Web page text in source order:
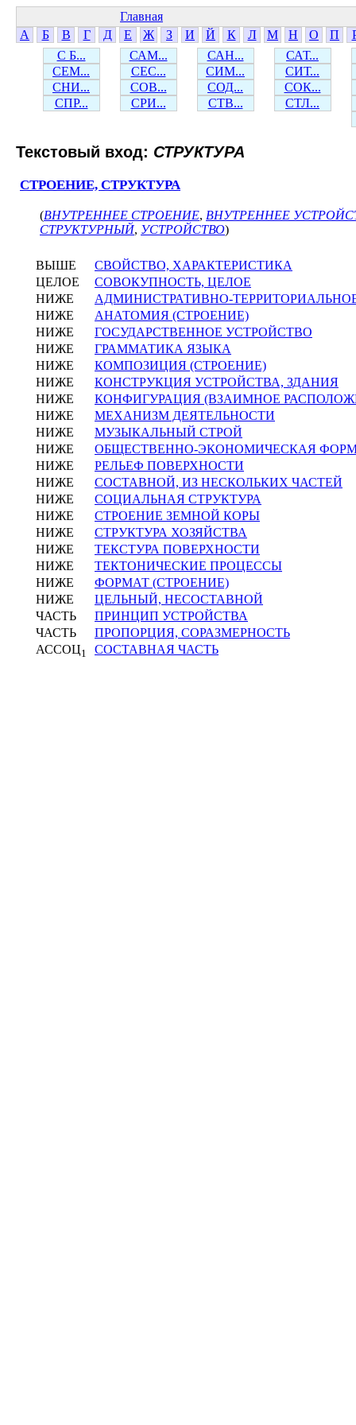
Главная
А
Б В Г Д Е Ж З И Й К Л М Н О П
С Б...
САМ... САН...
САТ...
СЕМ...
СЕС... СИМ...
СИТ...
СНИ...
СОВ... СОД...
СОК...
СПР...
СРИ... СТВ... СТЛ...
Текстовый вход: СТРУКТУРА
СТРОЕНИЕ, СТРУКТУРА
(ВНУТРЕННЕЕ СТРОЕНИЕ, ВНУТРЕННЕЕ
СТРУКТУРНЫЙ, УСТРОЙСТВО)
ВЫШЕ
СВОЙСТВО, ХАРАКТЕРИСТИКА
ЦЕЛОЕ
СОВОКУПНОСТЬ, ЦЕЛОЕ
НИЖЕ
АДМИНИСТРАТИВНО-
НИЖЕ
АНАТОМИЯ (СТРОЕНИЕ)
НИЖЕ
ГОСУДАРСТВЕННОЕ УСТРОЙСТВО
НИЖЕ
ГРАММАТИКА ЯЗЫКА
НИЖЕ
КОМПОЗИЦИЯ (СТРОЕНИЕ)
НИЖЕ
КОНСТРУКЦИЯ УСТРОЙСТВА, ЗДАНИЯ
НИЖЕ
КОНФИГУРАЦИЯ (ВЗАИМНОЕ
НИЖЕ
МЕХАНИЗМ ДЕЯТЕЛЬНОСТИ
НИЖЕ
МУЗЫКАЛЬНЫЙ СТРОЙ
НИЖЕ
ОБЩЕСТВЕННО-ЭКОНОМИЧЕСКАЯ
НИЖЕ
РЕЛЬЕФ ПОВЕРХНОСТИ
НИЖЕ
СОСТАВНОЙ, ИЗ НЕСКОЛЬКИХ ЧАСТЕЙ
НИЖЕ
СОЦИАЛЬНАЯ СТРУКТУРА
НИЖЕ
СТРОЕНИЕ ЗЕМНОЙ КОРЫ
НИЖЕ
СТРУКТУРА ХОЗЯЙСТВА
НИЖЕ
ТЕКСТУРА ПОВЕРХНОСТИ
НИЖЕ
ТЕКТОНИЧЕСКИЕ ПРОЦЕССЫ
НИЖЕ
ФОРМАТ (СТРОЕНИЕ)
НИЖЕ
ЦЕЛЬНЫЙ, НЕСОСТАВНОЙ
ЧАСТЬ
ПРИНЦИП УСТРОЙСТВА
ЧАСТЬ
ПРОПОРЦИЯ, СОРАЗМЕРНОСТЬ
АССОЦ1 СОСТАВНАЯ ЧАСТЬ